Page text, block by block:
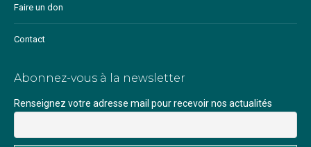
Faire un don
Contact
Abonnez-vous à la newsletter
Renseignez votre adresse mail pour recevoir nos actualités